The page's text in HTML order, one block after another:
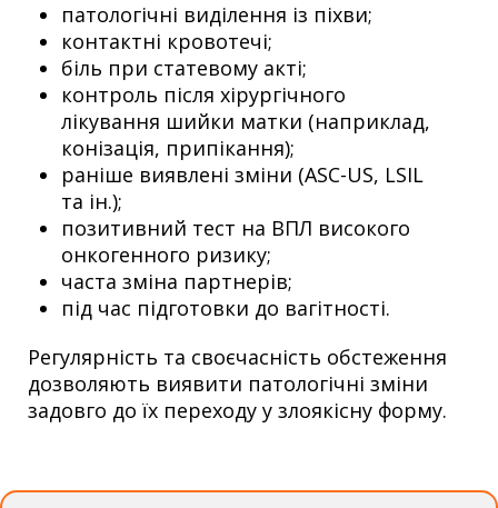
патологічні виділення із піхви;
контактні кровотечі;
біль при статевому акті;
контроль після хірургічного
лікування шийки матки (наприклад,
конізація, припікання);
раніше виявлені зміни (ASC-US, LSIL
та ін.);
позитивний тест на ВПЛ високого
онкогенного ризику;
часта зміна партнерів;
під час підготовки до вагітності.
Регулярність та своєчасність обстеження
дозволяють виявити патологічні зміни
задовго до їх переходу у злоякісну форму.